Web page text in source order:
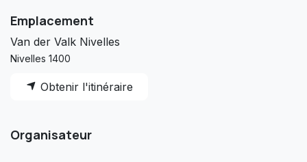
Emplacement
Van der Valk Nivelles
Nivelles 1400
Obtenir l'itinéraire
Organisateur